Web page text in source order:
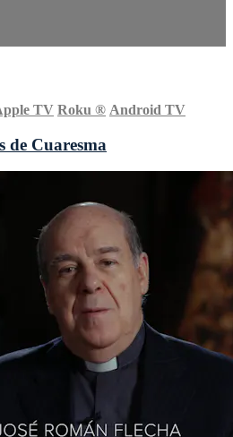
TV Roku ® Android TV
de Cuaresma